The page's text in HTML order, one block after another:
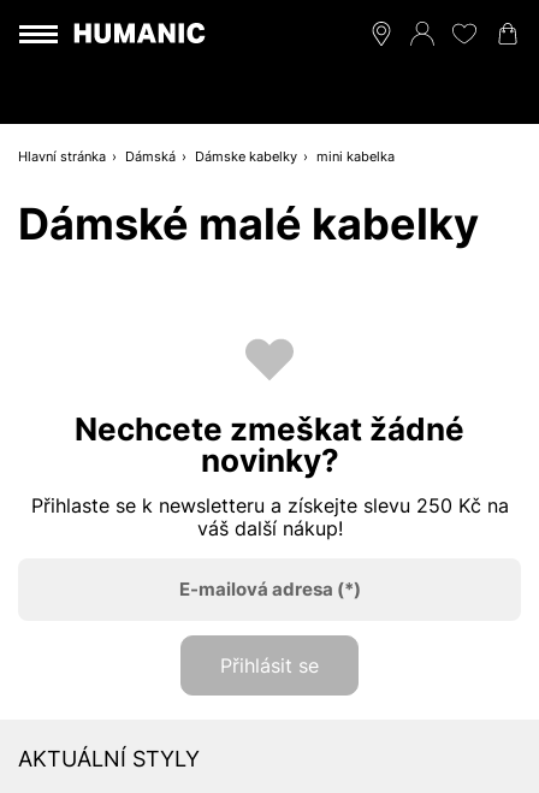
Hlavní stránka Dámská Dámske kabelky mini kabelka
Dámské malé kabelky
Nechcete zmeškat žádné
novinky?
Přihlaste se k newsletteru a získejte slevu 250 Kč na
váš další nákup!
E-mailová adresa (*)
Přihlásit se
AKTUÁLNÍ STYLY